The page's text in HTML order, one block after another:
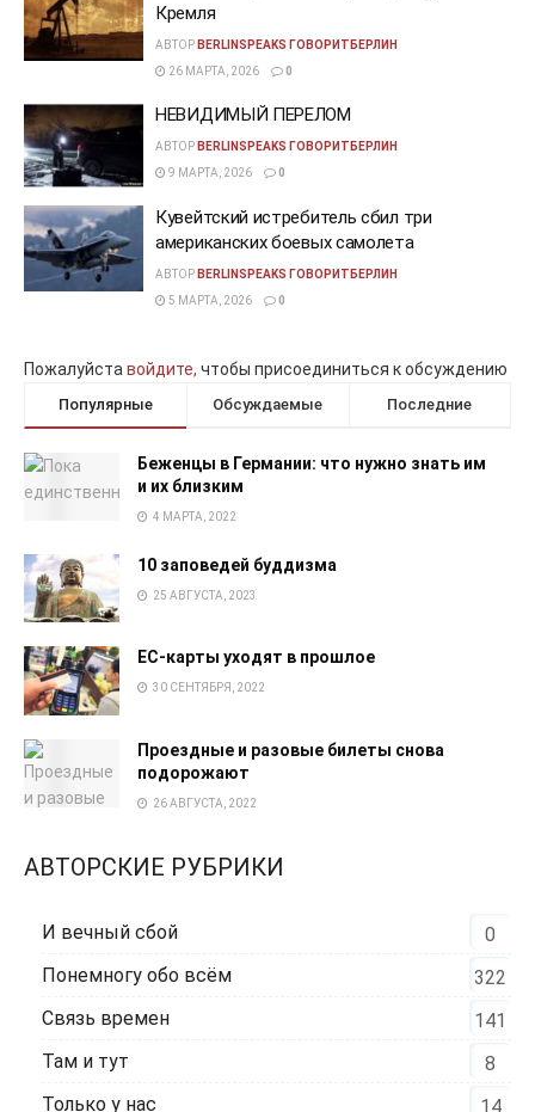
Кремля
АВТОР BERLINSPEAKS ГОВОРИТБЕРЛИН
26 МАРТА, 2026
0
НЕВИДИМЫЙ ПЕРЕЛОМ
АВТОР BERLINSPEAKS ГОВОРИТБЕРЛИН
9 МАРТА, 2026
0
Кувейтский истребитель сбил три
американских боевых самолета
АВТОР BERLINSPEAKS ГОВОРИТБЕРЛИН
5 МАРТА, 2026
0
Пожалуйставойдите, чтобы присоединиться к обсуждению
Популярные Обсуждаемые Последние
Беженцы в Германии: что нужно знать им
и их близким
4 МАРТА, 2022
10 заповедей буддизма
25 АВГУСТА, 2023
EC-карты уходят в прошлое
30 СЕНТЯБРЯ, 2022
Проездные и разовые билеты снова
подорожают
26 АВГУСТА, 2022
АВТОРСКИЕ РУБРИКИ
И вечный сбой
0
Понемногу обо всём
322
Связь времен
141
Там и тут
8
Только у нас
14